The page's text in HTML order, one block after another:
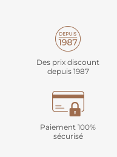
Des prix discount
depuis 1987
Paiement 100%
sécurisé